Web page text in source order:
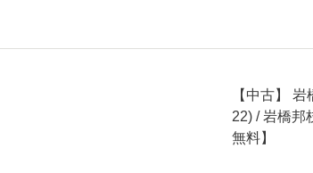
【中古】
22) / 岩橋邦
無料】